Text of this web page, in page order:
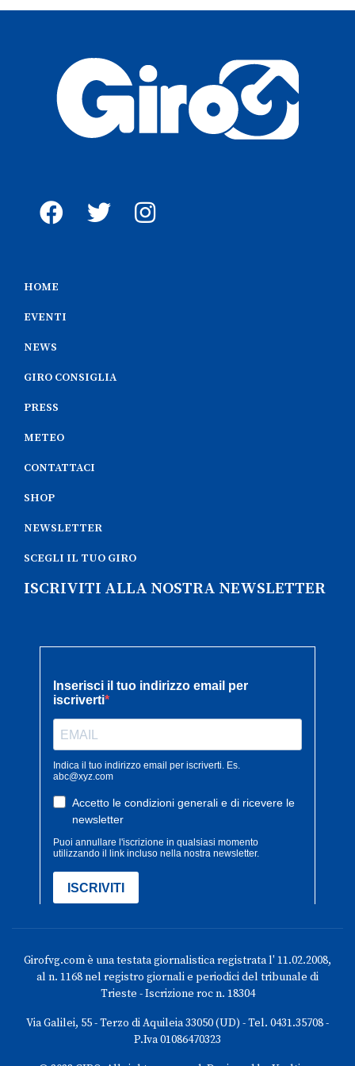
HOME
EVENTI
NEWS
GIRO CONSIGLIA
PRESS
METEO
CONTATTACI
SHOP
NEWSLETTER
SCEGLI IL TUO GIRO
ISCRIVITI ALLA NOSTRA NEWSLETTER
Girofvg.com è una testata giornalistica registrata l' 11.02.2008,
al n. 1168 nel registro giornali e periodici del tribunale di
Trieste - Iscrizione roc n. 18304
Via Galilei, 55 - Terzo di Aquileia 33050 (UD) - Tel. 0431.35708 -
P.Iva 01086470323